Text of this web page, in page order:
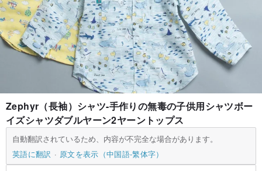
Zephyr（長袖）シャツ-手作りの無毒の子供用シャツボー
イズシャツダブルヤーン2ヤーントップス
自動翻訳されているため、内容が不完全な場合があります。
英語に翻訳
原文を表示（中国語-繁体字）